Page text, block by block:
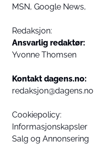
MSN, Google News,
Redaksjon:
Ansvarlig redaktør:
Yvonne Thomsen
Kontakt dagens.no:
redaksjon@dagens.no
Cookiepolicy:
Informasjonskapsler
Salg og Annonsering